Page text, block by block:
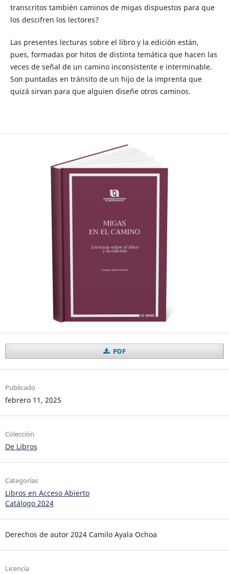
transcritos también caminos de migas dispuestos para que
los descifren los lectores?
Las presentes lecturas sobre el libro y la edición están,
pues, formadas por hitos de distinta temática que hacen las
veces de señal de un camino inconsistente e interminable.
Son puntadas en tránsito de un hijo de la imprenta que
quizá sirvan para que alguien diseñe otros caminos.
PDF
Publicado
febrero 11, 2025
Colección
De Libros
Categorías
Libros en Acceso Abierto
Catálogo 2024
Derechos de autor 2024 Camilo Ayala Ochoa
Licencia